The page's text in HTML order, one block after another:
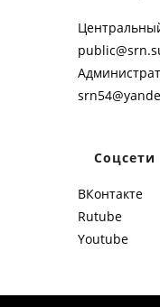
Соцсети
ВКонтакте
Rutube
Youtube